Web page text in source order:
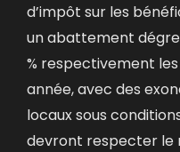
d’impôt sur les
un abattement
% respectivement
année, avec des
locaux sous
devront respecter le